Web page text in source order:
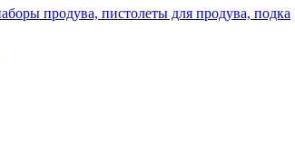
продува, пистолеты для продува, подка